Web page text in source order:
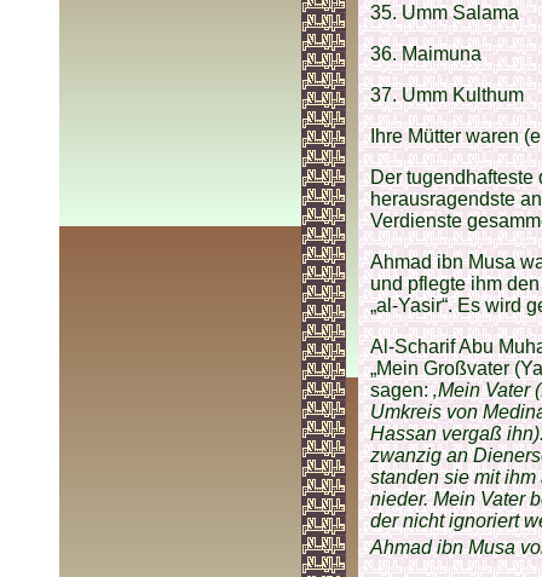
35. Umm Salama
36. Maimuna
37. Umm Kulthum
Ihre Mütter waren
Der tugendhafteste
herausragendste
Verdienste
Ahmad ibn Musa
und pflegte ihm
„al-Yasir“. Es wird
Al-Scharif Abu
„Mein Großvater
sagen:‚Mein Vater
Umkreis von
Hassan vergaß
zwanzig an
standen sie mit
nieder. Mein Vater
der nicht ignoriert
Ahmad ibn Musa